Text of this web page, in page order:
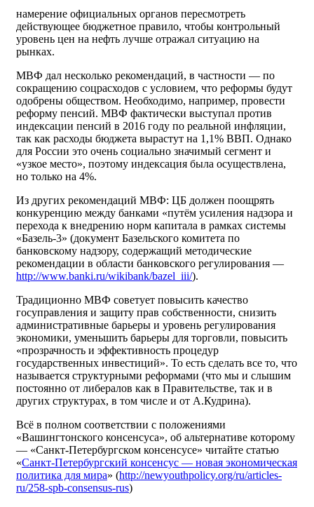
намерение официальных органов пересмотреть
действующее бюджетное правило, чтобы контрольный
уровень цен на нефть лучше отражал ситуацию на
рынках.
МВФ дал несколько рекомендаций, в частности — по
сокращению соцрасходов с условием, что реформы будут
одобрены обществом. Необходимо, например, провести
реформу пенсий. МВФ фактически выступал против
индексации пенсий в 2016 году по реальной инфляции,
так как расходы бюджета вырастут на 1,1% ВВП. Однако
для России это очень социально значимый сегмент и
«узкое место», поэтому индексация была осуществлена,
но только на 4%.
Из других рекомендаций МВФ: ЦБ должен поощрять
конкуренцию между банками «путём усиления надзора и
перехода к внедрению норм капитала в рамках системы
«Базель-3» (документ Базельского комитета по
банковскому надзору, содержащий методические
рекомендации в области банковского регулирования —
http://www.banki.ru/wikibank/bazel_iii/).
Традиционно МВФ советует повысить качество
госуправления и защиту прав собственности, снизить
административные барьеры и уровень регулирования
экономики, уменьшить барьеры для торговли, повысить
«прозрачность и эффективность процедур
государственных инвестиций». То есть сделать все то, что
называется структурными реформами (что мы и слышим
постоянно от либералов как в Правительстве, так и в
других структурах, в том числе и от А.Кудрина).
Всё в полном соответствии с положениями
«Вашингтонского консенсуса», об альтернативе которому
— «Санкт-Петербургском консенсусе» читайте статью
«Санкт-Петербургский консенсус — новая экономическая
политика для мира» (http://newyouthpolicy.org/ru/articles-
ru/258-spb-consensus-rus)